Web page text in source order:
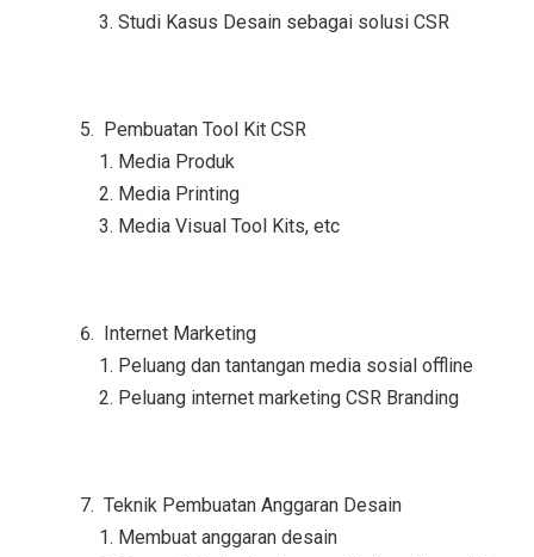
3. Studi Kasus Desain sebagai solusi CSR
Pembuatan Tool Kit CSR
1. Media Produk
2. Media Printing
3. Media Visual Tool Kits, etc
Internet Marketing
1. Peluang dan tantangan media sosial offline
2. Peluang internet marketing CSR Branding
Teknik Pembuatan Anggaran Desain
1. Membuat anggaran desain